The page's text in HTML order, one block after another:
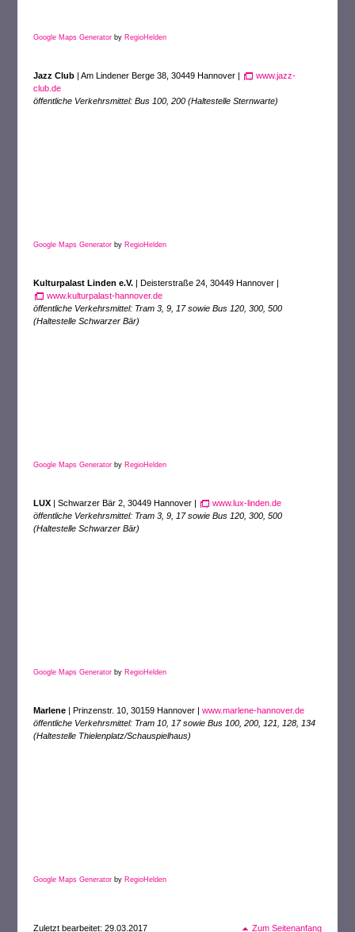
Google Maps Generator by RegioHelden
Jazz Club | Am Lindener Berge 38, 30449 Hannover |
www.jazz-
club.de
öffentliche Verkehrsmittel: Bus 100, 200 (Haltestelle Sternwarte)
Google Maps Generator by RegioHelden
Kulturpalast Linden e.V. | Deisterstraße 24, 30449 Hannover |
www.kulturpalast-hannover.de
öffentliche Verkehrsmittel: Tram 3, 9, 17 sowie Bus 120, 300, 500
(Haltestelle Schwarzer Bär)
Google Maps Generator by RegioHelden
LUX | Schwarzer Bär 2, 30449 Hannover |
www.lux-linden.de
öffentliche Verkehrsmittel: Tram 3, 9, 17 sowie Bus 120, 300, 500
(Haltestelle Schwarzer Bär)
Google Maps Generator by RegioHelden
Marlene | Prinzenstr. 10, 30159 Hannover |www.marlene-hannover.de‎
öffentliche Verkehrsmittel: Tram 10, 17 sowie Bus 100, 200, 121, 128, 134
(Haltestelle Thielenplatz/Schauspielhaus)
Google Maps Generator by RegioHelden
Zuletzt bearbeitet: 29.03.2017 Zum Seitenanfang